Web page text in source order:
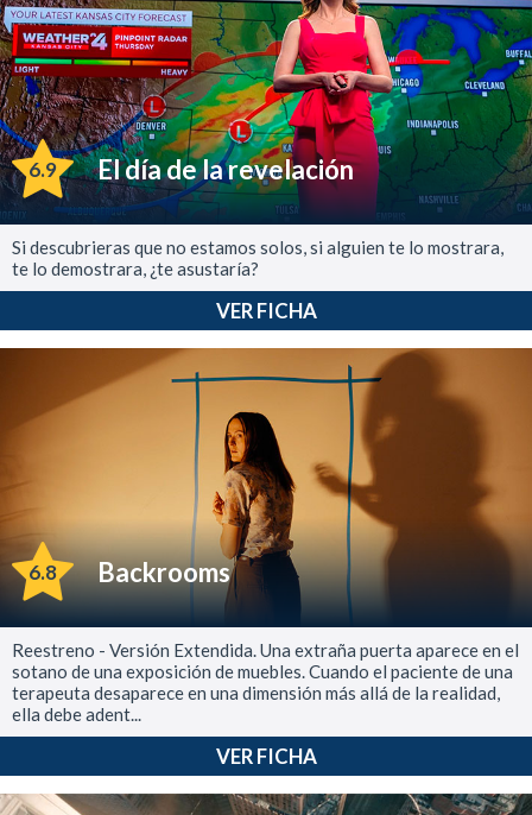
6.9 El día de la revelación
Si descubrieras que no estamos solos, si alguien te lo mostrara,
te lo demostrara, ¿te asustaría?
VER FICHA
6.8 Backrooms
Reestreno - Versión Extendida. Una extraña puerta aparece en el
sotano de una exposición de muebles. Cuando el paciente de una
terapeuta desaparece en una dimensión más allá de la realidad,
ella debe adent...
VER FICHA